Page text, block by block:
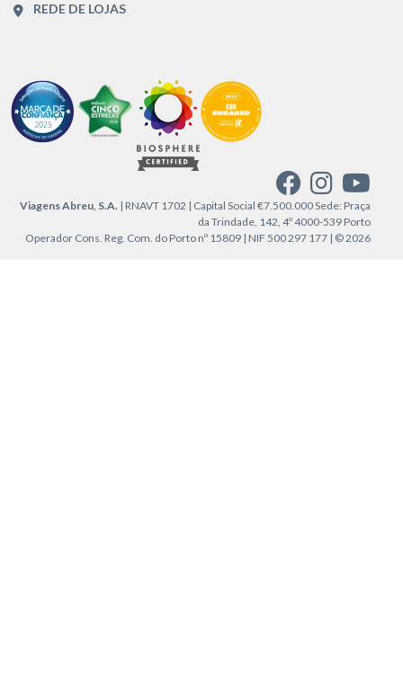
REDE DE LOJAS
Viagens Abreu, S.A. | RNAVT 1702 | Capital Social €7.500.000 Sede: Praça
da Trindade, 142, 4º 4000-539 Porto
Operador Cons. Reg. Com. do Porto nº 15809 | NIF 500 297 177 | © 2026